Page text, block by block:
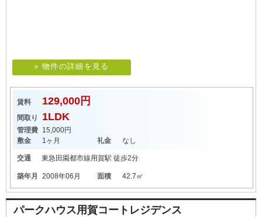
» 物件の詳細を見る
賃料 129,000円
間取り 1LDK
管理費 15,000円
敷金
1ヶ月 礼金 なし
交通 東急田園都市線用賀駅 徒歩2分
築年月 2008年06月 面積 42.7㎡
パークハウス用賀コートレジデンス